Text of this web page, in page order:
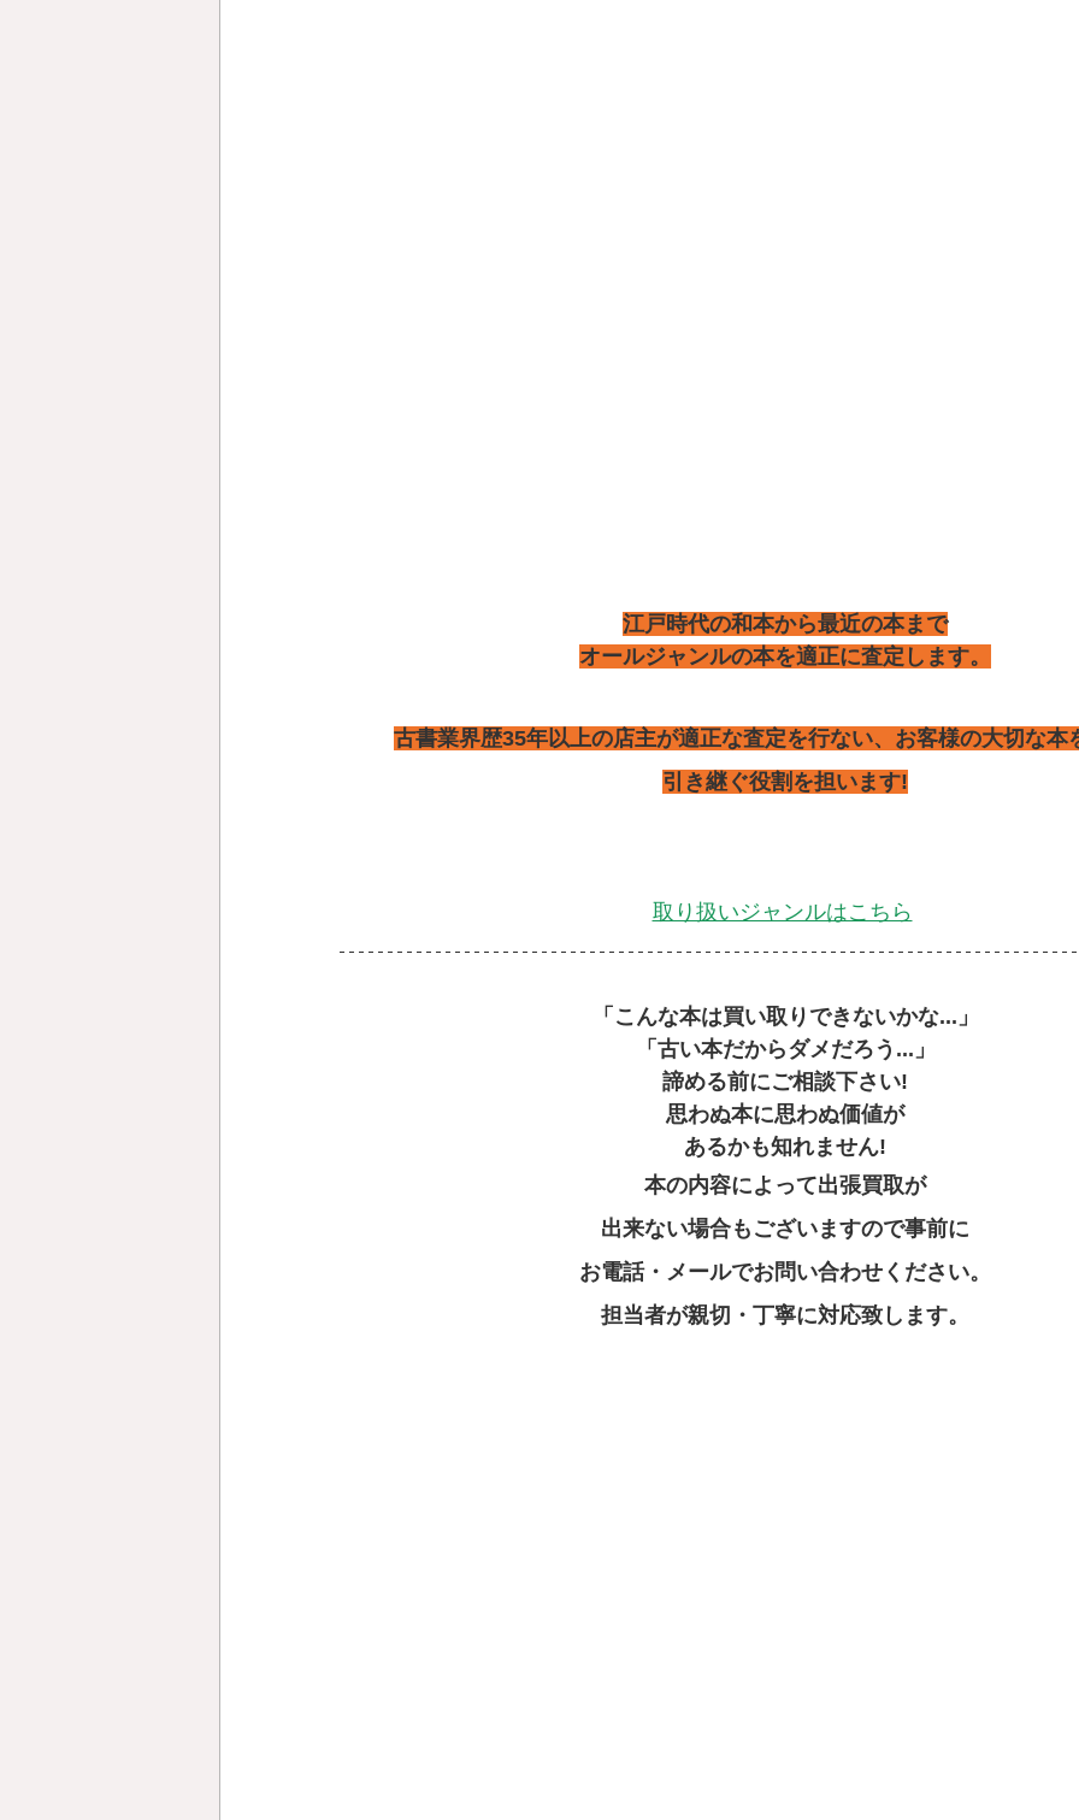
江戸時代の和本から最近の本まで
オールジャンルの本を適正に査定します。
古書業界歴35年以上の店主が適正な査定を行ない、お客様の大切な本
引き継ぐ役割を担います!
取り扱いジャンルはこちら
「こんな本は買い取りできないかな...」
「古い本だからダメだろう...」
諦める前にご相談下さい!
思わぬ本に思わぬ価値が
あるかも知れません!
本の内容によって出張買取が
出来ない場合もございますので事前に
お電話・メールでお問い合わせください。
担当者が親切・丁寧に対応致します。